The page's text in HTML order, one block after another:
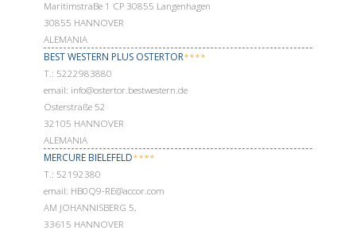
MaritimstraBe 1 CP 30855 Langenhagen
30855 HANNOVER
ALEMANIA
BEST WESTERN PLUS OSTERTOR****
Т.: 5222983880
email: info@ostertor.bestwestern.de
Osterstraße 52
32105 HANNOVER
ALEMANIA
MERCURE BIELEFELD****
Т.: 52192380
email: HB0Q9-RE@accor.com
AM JOHANNISBERG 5,
33615 HANNOVER